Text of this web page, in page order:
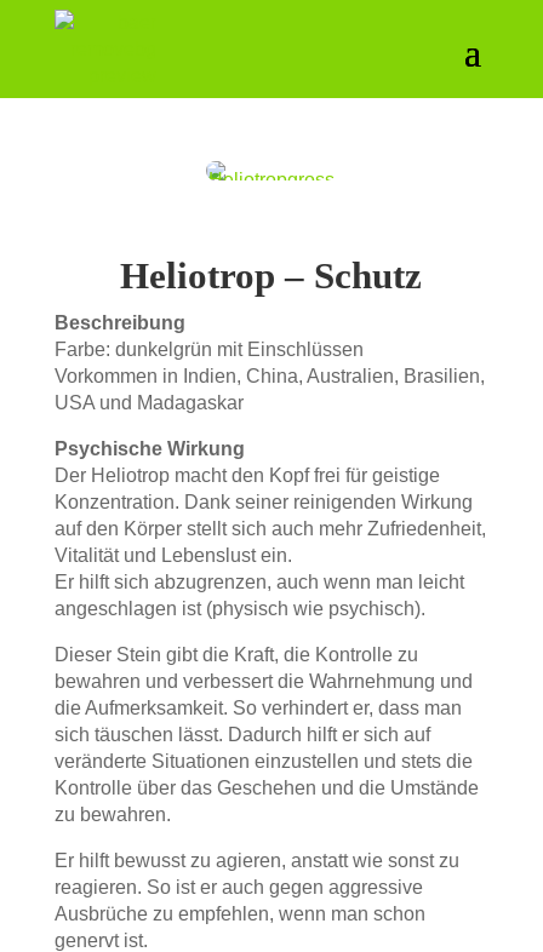
Heliotrop – Schutz
Beschreibung
Farbe: dunkelgrün mit Einschlüssen
Vorkommen in Indien, China, Australien, Brasilien,
USA und Madagaskar
Psychische Wirkung
Der Heliotrop macht den Kopf frei für geistige
Konzentration. Dank seiner reinigenden Wirkung
auf den Körper stellt sich auch mehr Zufriedenheit,
Vitalität und Lebenslust ein.
Er hilft sich abzugrenzen, auch wenn man leicht
angeschlagen ist (physisch wie psychisch).
Dieser Stein gibt die Kraft, die Kontrolle zu
bewahren und verbessert die Wahrnehmung und
die Aufmerksamkeit. So verhindert er, dass man
sich täuschen lässt. Dadurch hilft er sich auf
veränderte Situationen einzustellen und stets die
Kontrolle über das Geschehen und die Umstände
zu bewahren.
Er hilft bewusst zu agieren, anstatt wie sonst zu
reagieren. So ist er auch gegen aggressive
Ausbrüche zu empfehlen, wenn man schon
genervt ist.